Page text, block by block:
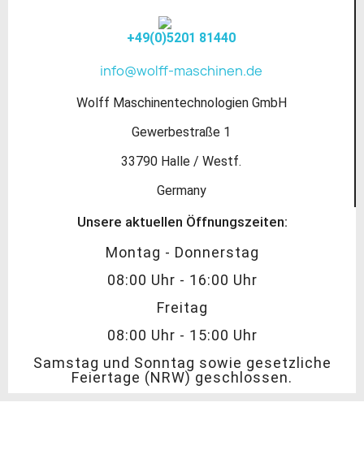
+49(0)5201 81440
info@wolff-maschinen.de
Wolff Maschinentechnologien GmbH
Gewerbestraße 1
33790 Halle / Westf.
Germany
Unsere aktuellen Öffnungszeiten:
Montag - Donnerstag
08:00 Uhr - 16:00 Uhr
Freitag
08:00 Uhr - 15:00 Uhr
Samstag und Sonntag sowie gesetzliche
Feiertage (NRW) geschlossen.